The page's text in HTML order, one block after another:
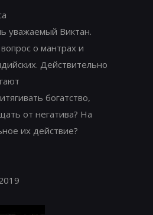
уважаемый Виктан.
о мантрах и
Действительно
богатство,
от негатива? На
их действие?